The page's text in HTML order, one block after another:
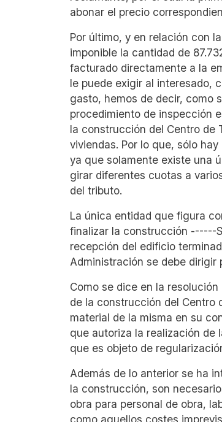
abonar el precio
Por último, y en relación con
imponible la cantidad de
facturado directamente a la
le puede exigir al interesado,
gasto, hemos de decir, como
procedimiento de inspección
la construcción del Centro de
viviendas. Por lo que, sólo
ya que solamente existe una
girar diferentes cuotas a
del tributo.
La única entidad que figura
finalizar la construcción ------
recepción del edificio
Administración se debe
Como se dice en la
de la construcción del Centro
material de la misma en su
que autoriza la realización de
que es objeto de
Además de lo anterior se ha
la construcción, son
obra para personal de obra,
como aquellos costes